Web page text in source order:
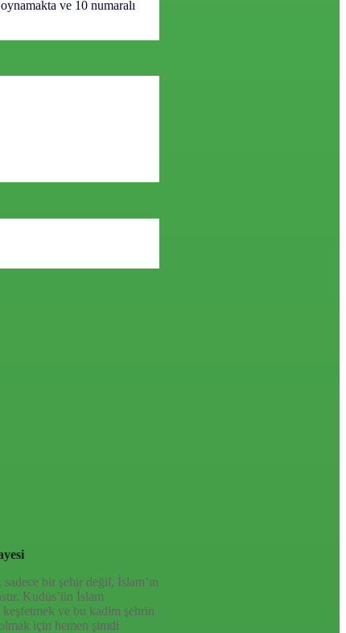
ve 10 numaralı
bir şehir değil, İslam’ın
Kudüs’ün İslam
ve bu kadim şehrin
için hemen şimdi